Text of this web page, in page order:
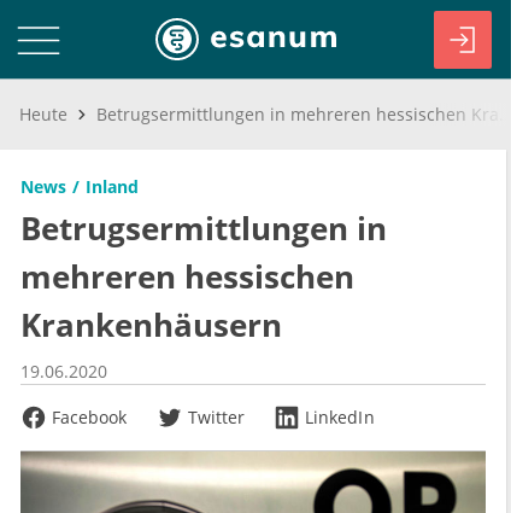
Heute
News Inland
Betrugsermittlungen in
mehreren hessischen
Krankenhäusern
19.06.2020
Facebook
Twitter LinkedIn